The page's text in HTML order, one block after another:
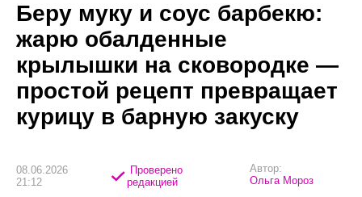
Беру муку и соус барбекю:
жарю обалденные
крылышки на сковородке —
простой рецепт превращает
курицу в барную закуску
08.06.2026
21:12
Проверено
редакцией
Автор:
Ольга Мороз